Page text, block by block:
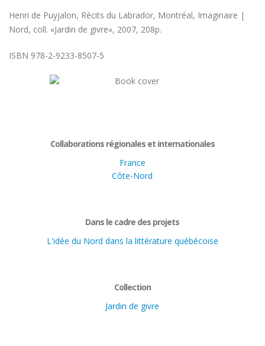
Henri de Puyjalon, Récits du Labrador, Montréal, Imaginaire |
Nord, coll. «Jardin de givre», 2007, 208p.
ISBN 978-2-9233-8507-5
Collaborations régionales et internationales
France
Côte-Nord
Dans le cadre des projets
L'idée du Nord dans la littérature québécoise
Collection
Jardin de givre